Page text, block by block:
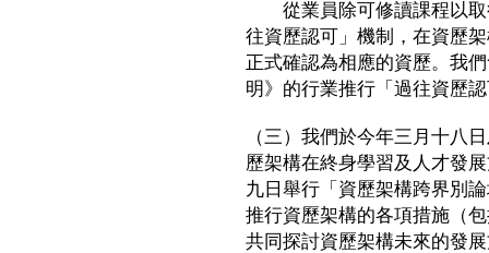
從業員除可修讀課程以取
往資歷認可」機制，在資歷
正式確認為相應的資歷。我
明》的行業推行「過往資歷
（三）我們於今年三月十八
歷架構在終身學習及人才發
九日舉行「資歷架構跨界別
推行資歷架構的各項措施（
共同探討資歷架構未來的發